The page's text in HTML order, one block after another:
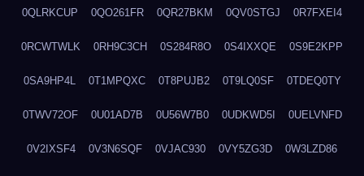
0QLRKCUP 0QO261FR 0QR27BKM 0QV0STGJ 0R7FXEI4
0RCWTWLK 0RH9C3CH 0S284R8O 0S4IXXQE 0S9E2KPP
0SA9HP4L 0T1MPQXC 0T8PUJB2 0T9LQ0SF 0TDEQ0TY
0TWV72OF 0U01AD7B 0U56W7B0 0UDKWD5I 0UELVNFD
0V2IXSF4 0V3N6SQF 0VJAC930 0VY5ZG3D 0W3LZD86